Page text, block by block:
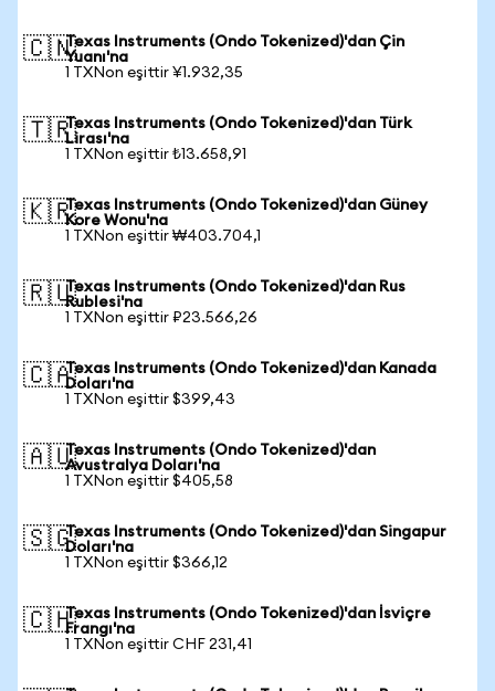
🇨🇳Texas Instruments (Ondo Tokenized)'dan Çin
Yuanı'na
1 TXNon eşittir ¥1.932,35
🇹🇷Texas Instruments (Ondo Tokenized)'dan Türk
Lirası'na
1 TXNon eşittir ₺13.658,91
🇰🇷Texas Instruments (Ondo Tokenized)'dan Güney
Kore Wonu'na
1 TXNon eşittir ₩403.704,1
🇷🇺Texas Instruments (Ondo Tokenized)'dan Rus
Rublesi'na
1 TXNon eşittir ₽23.566,26
🇨🇦Texas Instruments (Ondo Tokenized)'dan Kanada
Doları'na
1 TXNon eşittir $399,43
🇦🇺Texas Instruments (Ondo Tokenized)'dan
Avustralya Doları'na
1 TXNon eşittir $405,58
🇸🇬Texas Instruments (Ondo Tokenized)'dan Singapur
Doları'na
1 TXNon eşittir $366,12
🇨🇭Texas Instruments (Ondo Tokenized)'dan İsviçre
Frangı'na
1 TXNon eşittir CHF 231,41